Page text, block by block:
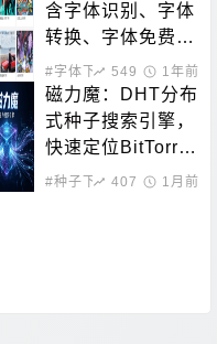
含字体识别、字体
转换、字体免费下
载的站点
#字体下载549 1年前
磁力魔：DHT分布
式种子搜索引擎，
快速定位BitTorre
nt资源
#种子下载 #磁力搜索
407 1月前